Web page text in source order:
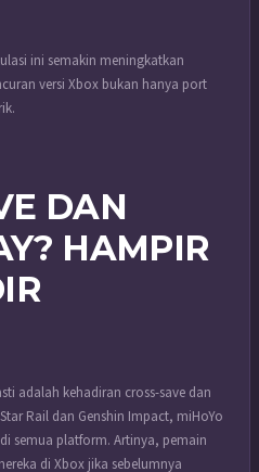
ini semakin meningkatkan
versi Xbox bukan hanya port
DAN
HAMPIR
adalah kehadiran cross-save dan
Rail dan Genshin Impact, miHoYo
semua platform. Artinya, pemain
di Xbox jika sebelumnya